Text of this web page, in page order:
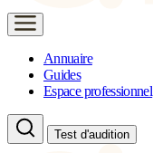
Annuaire
Guides
Espace professionnel
Test d'audition